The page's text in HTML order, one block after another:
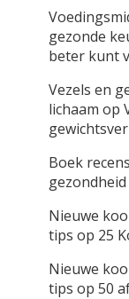
gezonde
beter kunt
Vezels en
lichaam op
Boek
gezondheid
Nieuwe
tips op 25
Nieuwe
tips op 50